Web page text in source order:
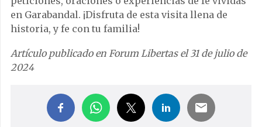
en Garabandal. ¡Disfruta de esta visita llena de
historia, y fe con tu familia!
Artículo publicado en Forum Libertas el 31 de julio de
2024